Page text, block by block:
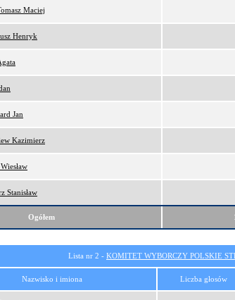
Maciej
Henryk
Jan
Kazimierz
Stanisław
Ogółem
Lista nr 2 - KOMITET WYBORCZY POLSKIE
Nazwisko i imiona Liczba głosów